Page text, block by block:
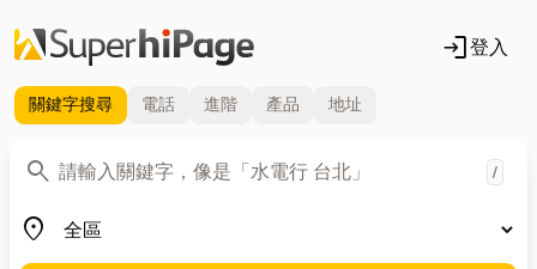
login登入
關鍵字搜尋 電話 進階 產品 地址
search
關鍵字 /
place
地區